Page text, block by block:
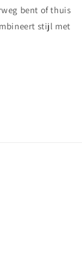
bent of thuis
stijl met